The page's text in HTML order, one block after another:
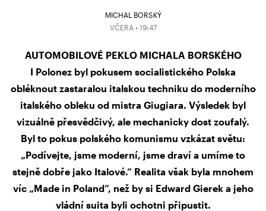
MICHAL BORSKÝ
VČERA • 19:47
AUTOMOBILOVÉ PEKLO MICHALA BORSKÉHO
I Polonez byl pokusem socialistického Polska
obléknout zastaralou italskou techniku do moderního
italského obleku od mistra Giugiara. Výsledek byl
vizuálně přesvědčivý, ale mechanicky dost zoufalý.
Byl to pokus polského komunismu vzkázat světu:
„Podívejte, jsme moderní, jsme draví a umíme to
stejně dobře jako Italové.“ Realita však byla mnohem
víc „Made in Poland“, než by si Edward Gierek a jeho
vládní suita byli ochotni připustit.